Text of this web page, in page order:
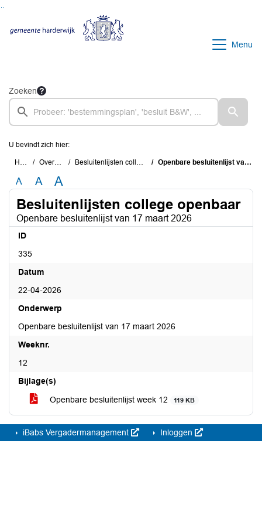
Menu
Zoeken
U bevindt zich hier:
Home Overzichten Besluitenlijsten college openbaar Openbare besluitenlijst van 17 maart 2026
A A A
Besluitenlijsten college openbaar
Openbare besluitenlijst van 17 maart 2026
ID
335
Datum
22-04-2026
Onderwerp
Openbare besluitenlijst van 17 maart 2026
Weeknr.
12
Bijlage(s)
Openbare besluitenlijst week 12
119 KB
iBabs Vergadermanagement Inloggen